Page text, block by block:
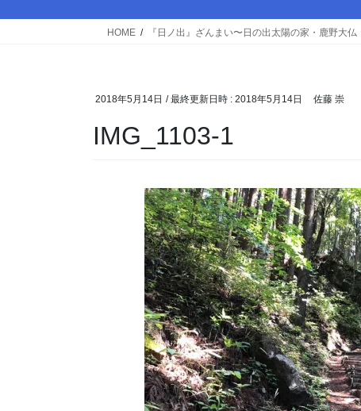
HOME 『日ノ出』ざんまい〜日の出太陽の家・鹿野大
2018年5月14日 / 最終更新日時 : 2018年5月14日 佐藤 崇
IMG_1103-1